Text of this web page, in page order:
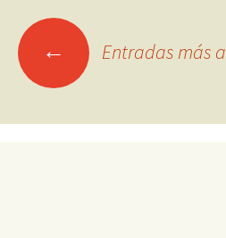
Ir ← Entradas más